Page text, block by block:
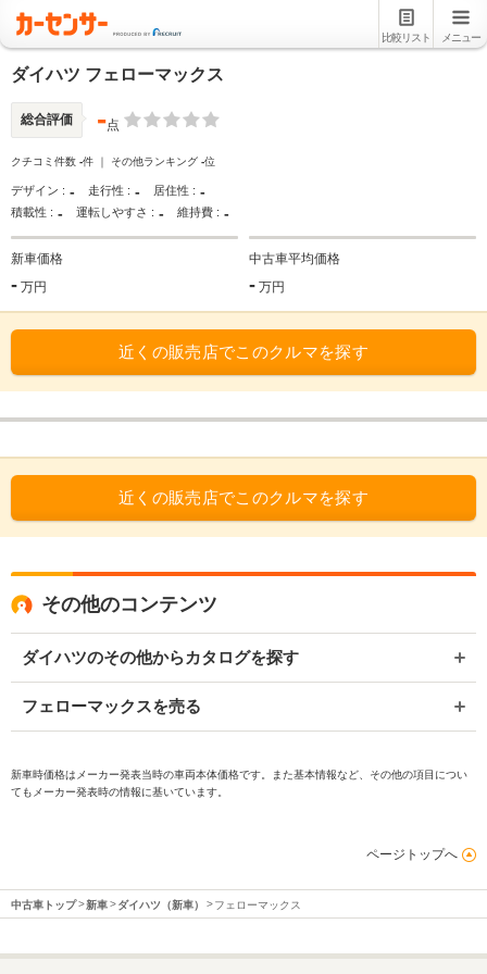
比較リスト メニュー
ダイハツ フェローマックス
総合評価 -点
クチコミ件数 -件 ｜ その他ランキング -位
デザイン : - 走行性 : - 居住性 : -
積載性 : - 運転しやすさ : - 維持費 : -
新車価格
- 万円
中古車平均価格
- 万円
近くの販売店でこのクルマを探す
近くの販売店でこのクルマを探す
その他のコンテンツ
ダイハツのその他からカタログを探す
フェローマックスを売る
新車時価格はメーカー発表当時の車両本体価格です。また基本情報など、その他の項目につい
てもメーカー発表時の情報に基いています。
ページトップへ
中古車トップ 新車 ダイハツ（新車） フェローマックス